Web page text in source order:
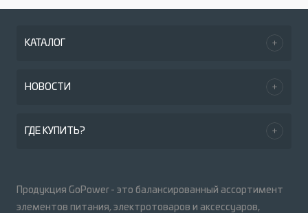
КАТАЛОГ
НОВОСТИ
ГДЕ КУПИТЬ?
Продукция GoPower - это балансированный ассортимент
элементов питания, электротоваров и аксессуаров,